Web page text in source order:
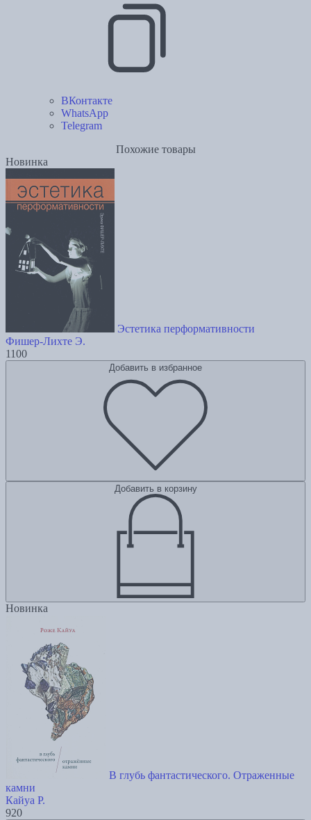
ВКонтакте
WhatsApp
Telegram
Похожие товары
Новинка
Эстетика перформативности
Фишер-Лихте Э.
1100
Добавить в избранное
Добавить в корзину
Новинка
В глубь фантастического. Отраженные
камни
Кайуа Р.
920